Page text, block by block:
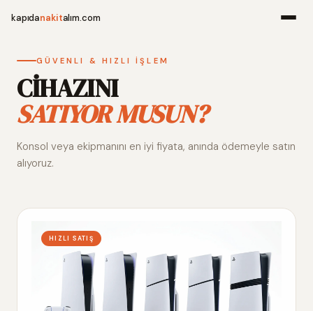
kapıdanakitalım.com
Alım
GÜVENLI & HIZLI İŞLEM
CİHAZINI
SATIYOR MUSUN?
Konsol veya ekipmanını en iyi fiyata, anında ödemeyle satın
alıyoruz.
HIZLI SATIŞ